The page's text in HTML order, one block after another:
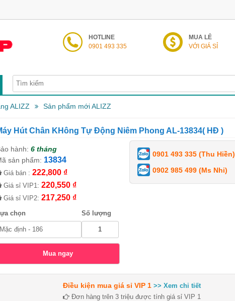
HOTLINE
0901 493 335
MUA LẺ
VỚI GIÁ SỈ
ALIZZ Sản phẩm mới ALIZZ
Hút Chân KHông Tự Động Niêm Phong AL-13834( HĐ )
hành: 6 tháng
sản phẩm: 13834
Giá bán : 222,800 ₫
Giá sỉ VIP1: 220,550 ₫
Giá sỉ VIP2: 217,250 ₫
chọn Số lượng
0901 493 335 (Thu Hiền)
0902 985 499 (Ms Nhi)
Điều kiện mua giá sỉ VIP 1 >> Xem chi tiết
Đơn hàng trên 3 triệu được tính giá sỉ VIP 1